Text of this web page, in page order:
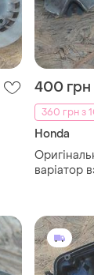
400 грн
360 грн з
Honda
варіатор
вал)